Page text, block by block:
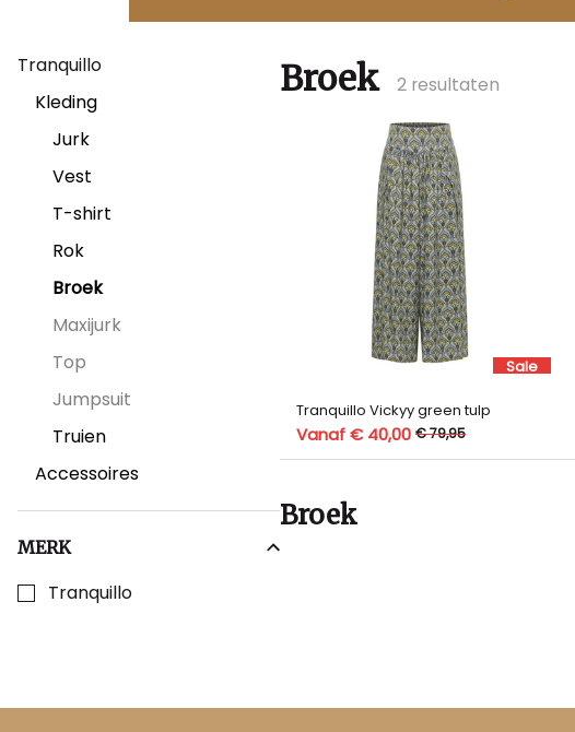
Bubbles
Sluis
Tranquillo
Kleding
Jurk
Vest
T-shirt
Rok
Broek
Maxijurk
Top
Jumpsuit
Truien
Accessoires
MERK
Tranquillo
Broek 2 resultaten
Sale
Tranquillo Vickyy green tulp
Vanaf € 40,00 € 79,95
Broek